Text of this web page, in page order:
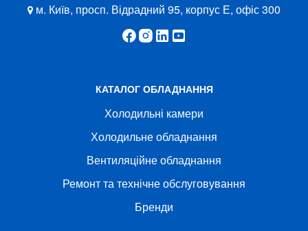
м. Київ, просп. Відрадний 95, корпус Е, офіс 300
КАТАЛОГ ОБЛАДНАННЯ
Холодильні камери
Холодильне обладнання
Вентиляційне обладнання
Ремонт та технічне обслуговування
Бренди